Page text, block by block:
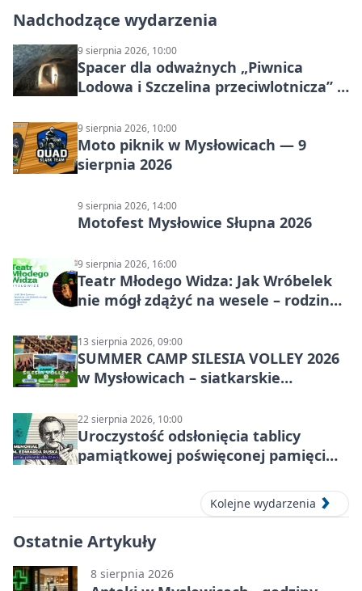
Nadchodzące wydarzenia
9 sierpnia 2026, 10:00
Spacer dla odważnych „Piwnica
Lodowa i Szczelina przeciwlotnicza” –
9 sierpnia 2026, 10:00
Moto piknik w Mysłowicach — 9
sierpnia 2026
9 sierpnia 2026, 14:00
Motofest Mysłowice Słupna 2026
9 sierpnia 2026, 16:00
Teatr Młodego Widza: Jak Wróbelek
nie mógł zdążyć na wesele – rodzinny
13 sierpnia 2026, 09:00
SUMMER CAMP SILESIA VOLLEY 2026
w Mysłowicach – siatkarskie
22 sierpnia 2026, 10:00
Uroczystość odsłonięcia tablicy
pamiątkowej poświęconej pamięci
Kolejne wydarzenia
Ostatnie Artykuły
8 sierpnia 2026